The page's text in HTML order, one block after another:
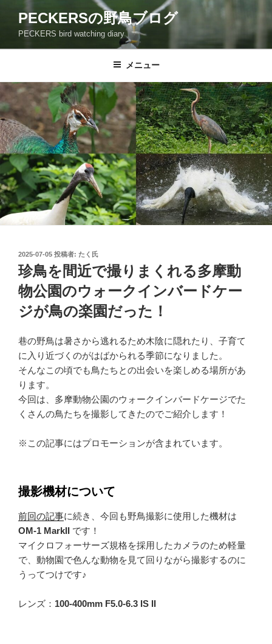
ン
ス
キ
ッ
プ
PECKERSの野鳥ブログ
PECKERS bird watching diary
メニュー
投
稿
日:
2025-07-05 投稿者: たく氏
珍鳥を間近で撮りまくれる多摩動
物公園のウォークインバードケー
ジが鳥の楽園だった！
巷の野鳥は暑さから逃れるため木陰に隠れたり、子育て
に入り近づくのがはばかられる季節になりました。
そんなこの頃でも鳥たちとの出会いを楽しめる場所があ
ります。
今回は、多摩動物公園のウォークインバードケージでた
くさんの鳥たちを撮影してきたのでご紹介します！
※この記事にはプロモーションが含まれています。
撮影機材について
前回の記事に続き、今回も野鳥撮影に使用した機材は
OM-1 MarkII です！
マイクロフォーサーズ規格を採用したカメラのため軽量
で、動物園で色んな動物を見て回りながら撮影するのに
うってつけです♪
レンズ： 100-400mm F5.0-6.3 IS II